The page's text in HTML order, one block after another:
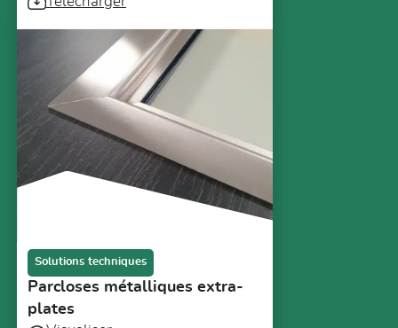
Solutions techniques
Parcloses métalliques extra-
plates